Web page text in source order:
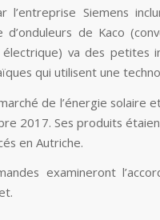
Siemens
d’onduleurs de Kaco
va des petites
qui utilisent une
de l’énergie solaire
2017. Ses produits
en Autriche.
examineront